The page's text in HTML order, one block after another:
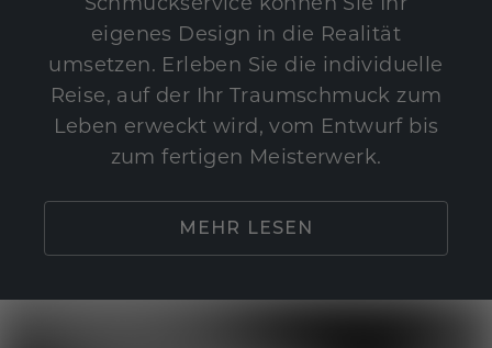
Schmuckservice können Sie Ihr
eigenes Design in die Realität
umsetzen. Erleben Sie die individuelle
Reise, auf der Ihr Traumschmuck zum
Leben erweckt wird, vom Entwurf bis
zum fertigen Meisterwerk.
MEHR LESEN